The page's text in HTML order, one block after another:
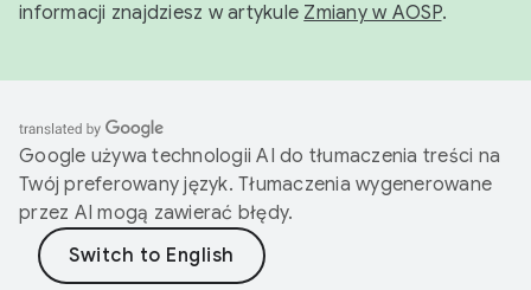
informacji znajdziesz w artykule Zmiany w AOSP.
Google używa technologii AI do tłumaczenia treści na
Twój preferowany język. Tłumaczenia wygenerowane
przez AI mogą zawierać błędy.